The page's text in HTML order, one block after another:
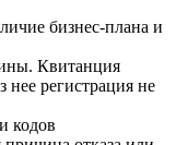
бизнес-плана и
Квитанция
регистрация не
кодов